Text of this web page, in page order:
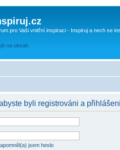
pro Vaši vnitřní inspiraci - Inspiruj a nech se
na obsah
byli registrováni a
jsem heslo